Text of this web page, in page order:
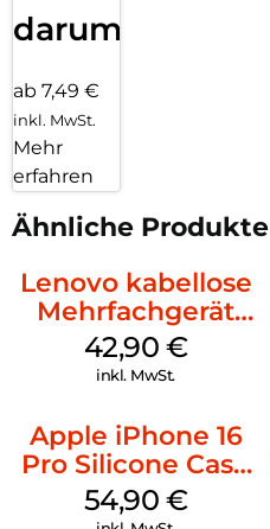
darum!
ab 7,49 €
inkl. MwSt.
Mehr
erfahren
Ähnliche Produkte
Lenovo kabellose
Mehrfachgerät
Luna Grey
42,90 €
inkl. MwSt.
Apple iPhone 16
Pro Silicone Case
MagSafe Black
54,90 €